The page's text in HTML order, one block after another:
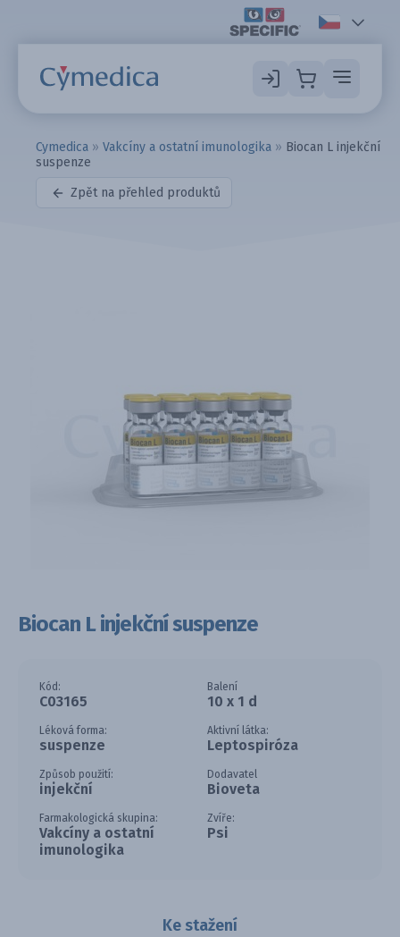
Cymedica » Vakcíny a ostatní imunologika » Biocan L injekční
suspenze
Zpět na přehled produktů
Biocan L injekční suspenze
Kód:
C03165
Balení
10 x 1 d
Léková forma:
suspenze
Aktivní látka:
Leptospiróza
Způsob použití:
injekční
Dodavatel
Bioveta
Farmakologická skupina:
Vakcíny a ostatní
imunologika
Zvíře:
Psi
Ke stažení